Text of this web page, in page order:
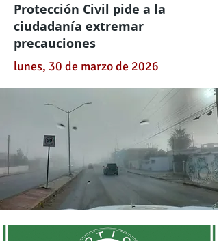
Protección Civil pide a la
ciudadanía extremar
precauciones
lunes, 30 de marzo de 2026